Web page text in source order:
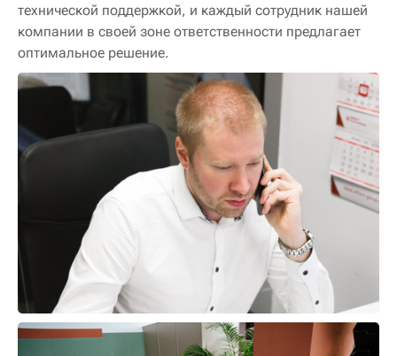
технической поддержкой, и каждый сотрудник нашей
компании в своей зоне ответственности предлагает
оптимальное решение.